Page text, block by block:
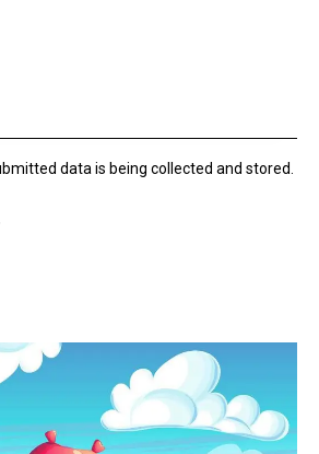
data is being collected and stored.